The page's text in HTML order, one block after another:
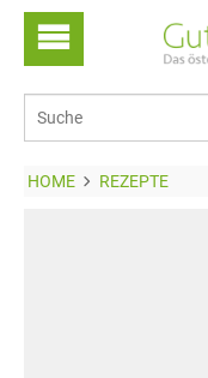
HOME REZEPTE